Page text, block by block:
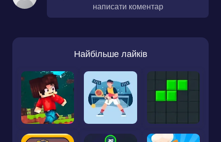
написати коментар
Найбільше лайків